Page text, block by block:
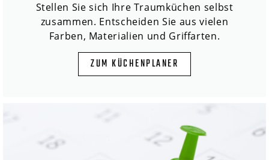
Stellen Sie sich Ihre Traumküchen selbst
zusammen. Entscheiden Sie aus vielen
Farben, Materialien und Griffarten.
ZUM KÜCHENPLANER